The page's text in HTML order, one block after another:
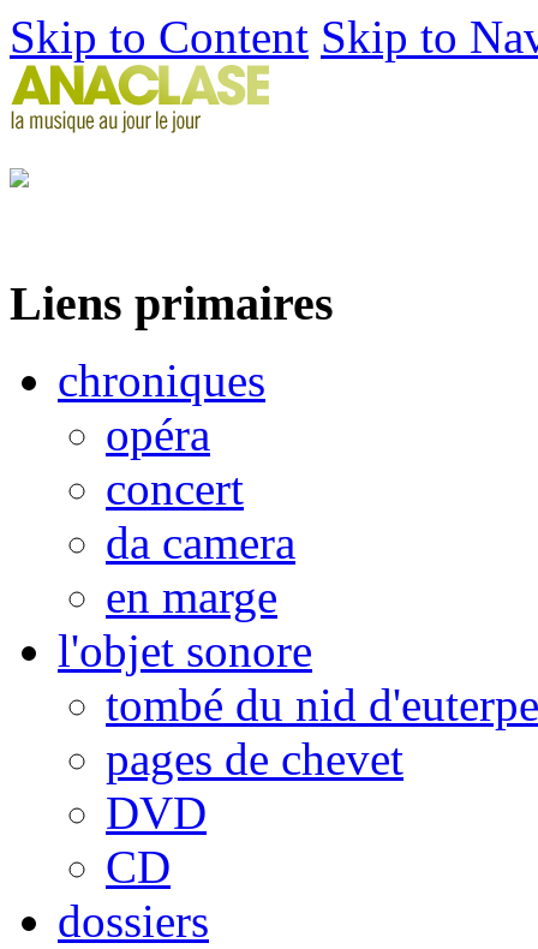
Skip to Content Skip to
Liens primaires
chroniques
opéra
concert
da camera
en marge
l'objet sonore
tombé du nid d'euterpe
pages de chevet
DVD
CD
dossiers